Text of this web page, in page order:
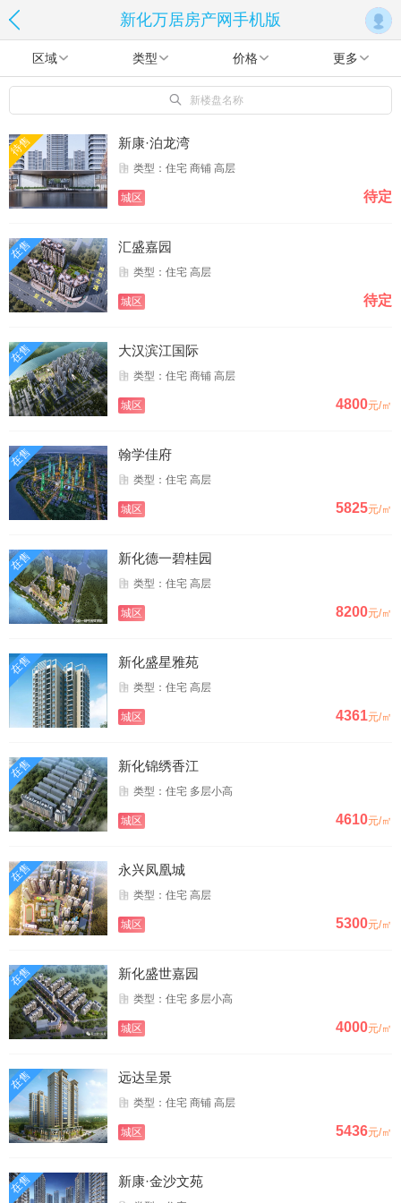
新化万居房产网手机版
区域 类型 价格 更多
新楼盘名称
待售 新康·泊龙湾
类型：住宅 商铺 高层
城区 待定
在售 汇盛嘉园
类型：住宅 高层
城区 待定
在售 大汉滨江国际
类型：住宅 商铺 高层
城区 4800元/㎡
在售 翰学佳府
类型：住宅 高层
城区 5825元/㎡
在售 新化德一碧桂园
类型：住宅 高层
城区 8200元/㎡
在售 新化盛星雅苑
类型：住宅 高层
城区 4361元/㎡
在售 新化锦绣香江
类型：住宅 多层小高
城区 4610元/㎡
在售 永兴凤凰城
类型：住宅 高层
城区 5300元/㎡
在售 新化盛世嘉园
类型：住宅 多层小高
城区 4000元/㎡
在售 远达呈景
类型：住宅 商铺 高层
城区 5436元/㎡
在售 新康·金沙文苑